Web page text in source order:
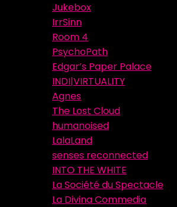
Jukebox
IrrSinn
Room 4
PsychoPath
Edgar’s Paper Palace
INDI|VIRTUALITY
Agnes
The Lost Cloud
humanoised
LalaLand
senses reconnected
INTO THE WHITE
La Société du Spectacle
La Divina Commedia